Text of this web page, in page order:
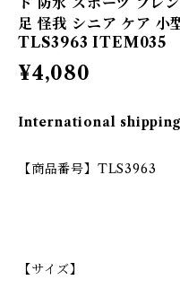
足 怪我 シニア ケア
TLS3963 ITEM035
¥4,080
International
【商品番号】TLS3963
【サイズ】